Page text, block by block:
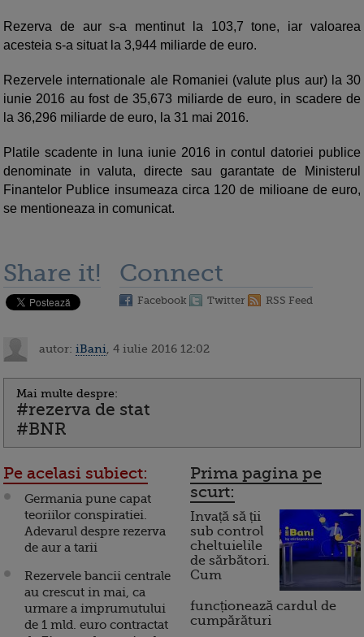
Rezerva de aur s-a mentinut la 103,7 tone, iar valoarea
acesteia s-a situat la 3,944 miliarde de euro.
Rezervele internationale ale Romaniei (valute plus aur) la 30
iunie 2016 au fost de 35,673 miliarde de euro, in scadere de
la 36,296 miliarde de euro, la 31 mai 2016.
Platile scadente in luna iunie 2016 in contul datoriei publice
denominate in valuta, directe sau garantate de Ministerul
Finantelor Publice insumeaza circa 120 de milioane de euro,
se mentioneaza in comunicat.
Share it! Connect
Facebook Twitter RSS Feed
autor: iBani , 4 iulie 2016 12:02
Mai multe despre:
#rezerva de stat
#BNR
Pe acelasi subiect:
Germania pune capat
teoriilor conspiratiei.
Adevarul despre rezerva
de aur a tarii
Rezervele bancii centrale
au crescut in mai, ca
urmare a imprumutului
de 1 mld. euro contractat
Prima pagina pe
scurt:
Invață să ții
sub control
cheltuielile
de sărbători.
Cum
funcționează cardul de
cumpărături